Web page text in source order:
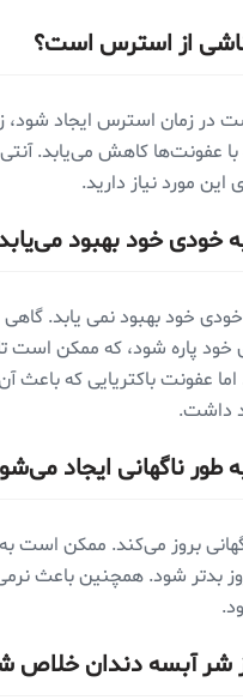
ناشی از استرس است؟
زمان استرس ایجاد شود،
با عفونت‌ها کاهش می‌یابد.
این مورد نیاز دارید.
خودی خود بهبود
خود بهبود نمی یابد. گاهی
پاره شود، که ممکن است
عفونت باکتریایی که
داشت.
طور ناگهانی ایجاد
بروز می‌کند. ممکن است
بدتر شود. همچنین باعث
شر آبسه دندان خلاص